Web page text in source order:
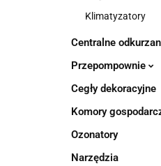
Klimatyzatory
Centralne
Przepompownie
Cegły dekoracyjne
Komory
Ozonatory
Narzędzia